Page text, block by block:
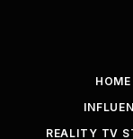
HOME
REALITY TV